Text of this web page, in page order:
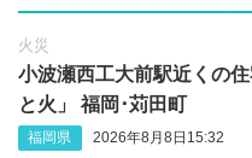
火災
小波瀬西工大前駅近くの
と火」 福岡･苅田町
福岡県 2026年8月8日15:32